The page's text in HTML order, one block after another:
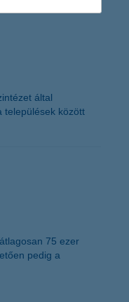
által
települések között
75 ezer
pedig a